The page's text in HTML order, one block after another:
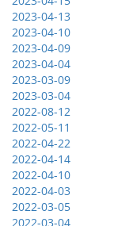
2023-04-13
2023-04-10
2023-04-09
2023-04-04
2023-03-09
2023-03-04
2022-08-12
2022-05-11
2022-04-22
2022-04-14
2022-04-10
2022-04-03
2022-03-05
2022-03-04